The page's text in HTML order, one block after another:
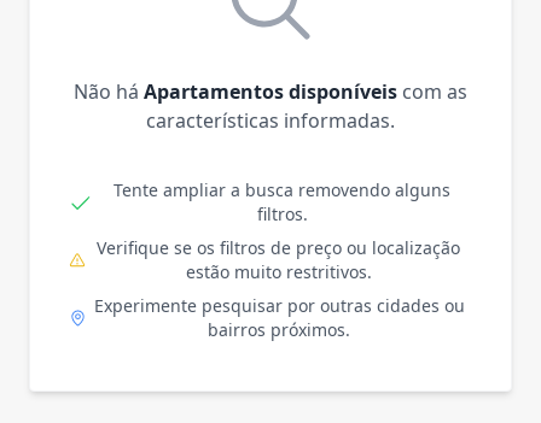
Não há Apartamentos disponíveis com as
características informadas.
Tente ampliar a busca removendo alguns
filtros.
Verifique se os filtros de preço ou localização
estão muito restritivos.
Experimente pesquisar por outras cidades ou
bairros próximos.